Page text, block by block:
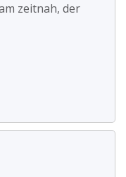
zeitnah, der